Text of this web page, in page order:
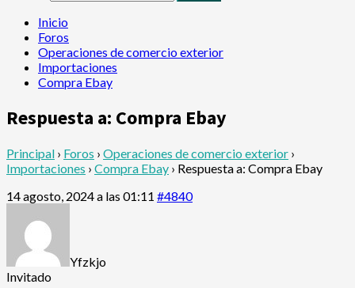
Inicio
Foros
Operaciones de comercio exterior
Importaciones
Compra Ebay
Respuesta a: Compra Ebay
Principal › Foros › Operaciones de comercio exterior ›
Importaciones › Compra Ebay › Respuesta a: Compra Ebay
14 agosto, 2024 a las 01:11 #4840
Yfzkjo
Invitado